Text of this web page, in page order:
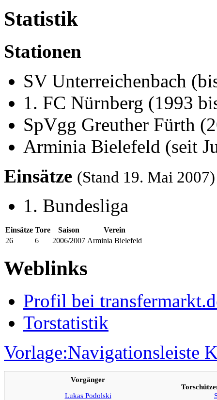
Statistik
Stationen
SV Unterreichenbach
1. FC Nürnberg (1993
SpVgg Greuther Fürth
Arminia Bielefeld (seit
Einsätze (Stand 19. Mai 2007)
1. Bundesliga
Einsätze Tore Saison
Verein
26
6 2006/2007 Arminia Bielefeld
Weblinks
Profil bei
Torstatistik
Vorlage:Navigationsleiste
Vorgänger
Lukas Podolski